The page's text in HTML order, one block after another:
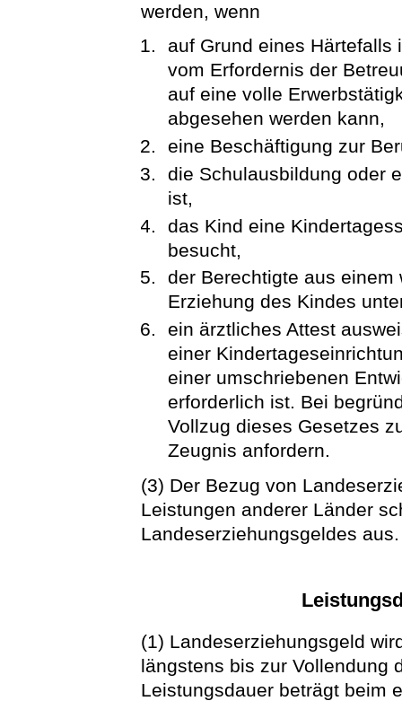
werden, wenn
auf Grund eines Härtefalls
vom Erfordernis der
auf eine volle
abgesehen werden kann,
eine Beschäftigung zur
die Schulausbildung oder
ist,
das Kind eine
besucht,
der Berechtigte aus
Erziehung des Kindes
ein ärztliches Attest
einer
einer umschriebenen
erforderlich ist. Bei
Vollzug dieses Gesetzes
Zeugnis anfordern.
(3) Der Bezug von
Leistungen anderer Länder
Landeserziehungsgeldes aus.
(1) Landeserziehungsgeld
längstens bis zur Vollendung
Leistungsdauer beträgt beim